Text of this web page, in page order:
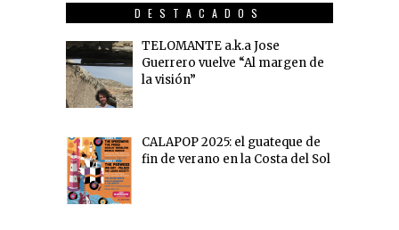
DESTACADOS
TELOMANTE a.k.a Jose
Guerrero vuelve “Al margen de
la visión”
CALAPOP 2025: el guateque de
fin de verano en la Costa del Sol